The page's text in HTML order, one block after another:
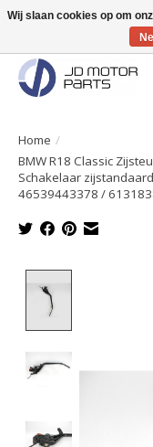
Originele onderdelen
Home /
BMW R18 Classic
Schakelaar
46539443378 /
Wij slaan cookies op om